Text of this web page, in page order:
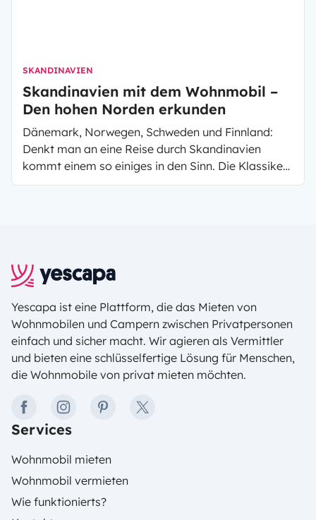
SKANDINAVIEN
Skandinavien mit dem Wohnmobil –
Den hohen Norden erkunden
Dänemark, Norwegen, Schweden und Finnland:
Denkt man an eine Reise durch Skandinavien
kommt einem so einiges in den Sinn. Die Klassiker
sind wohl wunderschöne Landschaften, Seen,
bunte Holzhäuser, Pippi Langstrumpf, leckeren
Fisch, Rentiere, Nordlichter und einen Winter, der es
in sich hat. Besonders die unendliche Natur und die
einzigartige Mentalität der Menschen ziehen
Camper und Naturliebhaber das ganze Jahr über
an.
Yescapa ist eine Plattform, die das Mieten von
Wohnmobilen und Campern zwischen Privatpersonen
einfach und sicher macht. Wir agieren als Vermittler
und bieten eine schlüsselfertige Lösung für Menschen,
die Wohnmobile von privat mieten möchten.
facebookinstagrampinteresttwitter
Services
Wohnmobil mieten
Wohnmobil vermieten
Wie funktionierts?